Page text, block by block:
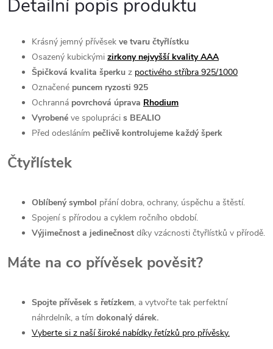
Detailní popis produktu
Krásný jemný přívěsek ve tvaru čtyřlístku
Osazený kubickými zirkony nejvyšší kvality AAA
Špičková kvalita šperku z poctivého stříbra 925/1000
Označené puncem ryzosti 925
Ochranná povrchová úprava Rhodium
Vyrobené ve spolupráci s BEALIO
Před odesláním pečlivě kontrolujeme každý šperk
Čtyřlístek
Oblíbený symbol přání dobra, ochrany, úspěchu a štěstí.
Spojení s přírodou a cyklem ročního období.
Výjimečnost a jedinečnost díky vzácnosti čtyřlístků v přírodě.
Máte na co přívěsek pověsit?
Spojte přívěsek s řetízkem, a vytvořte tak perfektní
náhrdelník, a tím dokonalý dárek.
Vyberte si z naší široké nabídky řetízků pro přívěsky.